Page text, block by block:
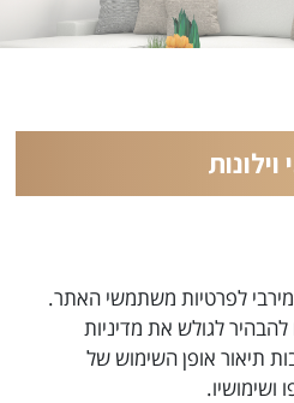
וילונות
מירבי לפרטיות משתמשי האתר.
לגולש את מדיניות
תיאור אופן השימוש של
ושימושיו.